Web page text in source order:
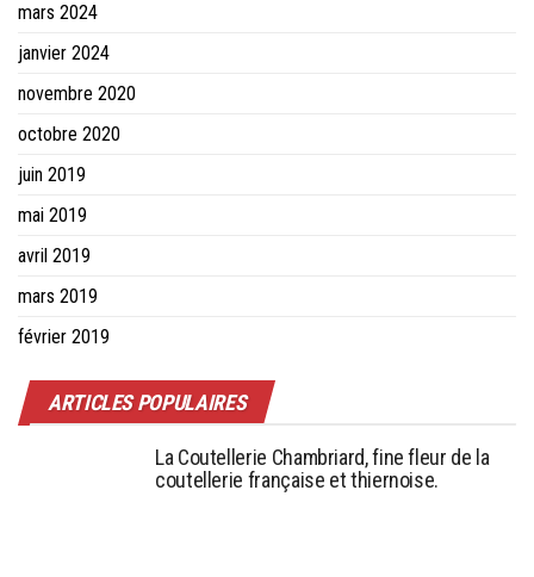
mars 2024
janvier 2024
novembre 2020
octobre 2020
juin 2019
mai 2019
avril 2019
mars 2019
février 2019
ARTICLES POPULAIRES
La Coutellerie Chambriard, fine fleur de la
coutellerie française et thiernoise.